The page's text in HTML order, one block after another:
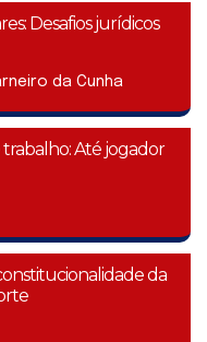
Desafios jurídicos
da Cunha
Até jogador
da